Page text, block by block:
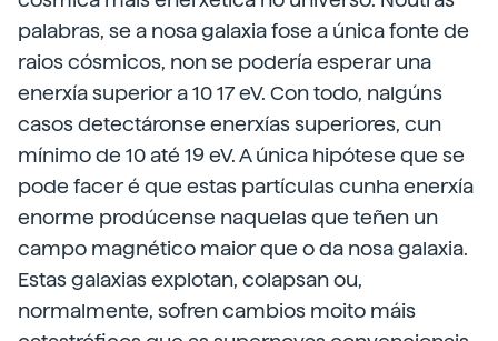
palabras, se a nosa galaxia fose a única fonte de
raios cósmicos, non se podería esperar una
enerxía superior a 10 17 eV. Con todo, nalgúns
casos detectáronse enerxías superiores, cun
mínimo de 10 até 19 eV. A única hipótese que se
pode facer é que estas partículas cunha enerxía
enorme prodúcense naquelas que teñen un
campo magnético maior que o da nosa galaxia.
Estas galaxias explotan, colapsan ou,
normalmente, sofren cambios moito máis